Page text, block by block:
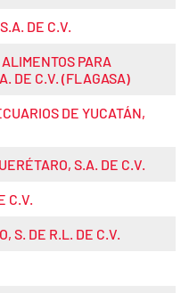
DE C.V.
PARA
DE C.V. (FLAGASA)
DE YUCATÁN,
S.A. DE C.V.
C.V.
S. DE R.L. DE C.V.